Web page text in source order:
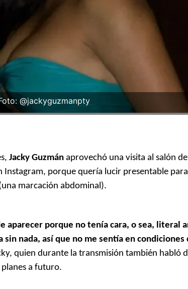
@jackyguzmanpty
Jacky Guzmán aprovechó una visita al salón
Instagram, porque quería lucir presentable
marcación abdominal).
aparecer porque no tenía cara, o sea, literal
sin nada, así que no me sentía en
quien durante la transmisión también habló
a futuro.